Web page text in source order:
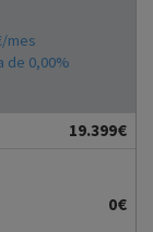
mes
de 0,00%
19.399€
0€